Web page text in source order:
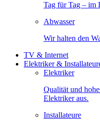
Tag für Tag – im
Abwasser
Wir halten den
TV & Internet
Elektriker &
Elektriker
Qualität und
Elektriker aus.
Installateure